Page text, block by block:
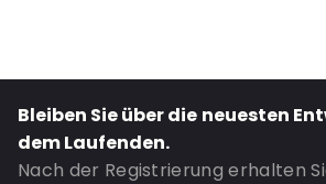
Bleiben Sie über die neuesten
dem Laufenden.
Nach der Registrierung erhalten